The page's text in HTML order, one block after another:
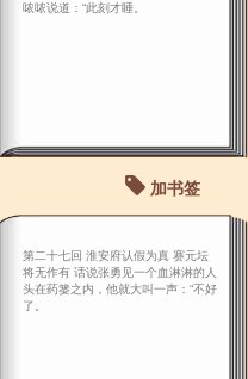
哝哝说道：“此刻才睡。
加书签
第二十七回 淮安府认假为真 赛元坛
将无作有 话说张勇见一个血淋淋的人
头在药篓之内，他就大叫一声：“不好
了。